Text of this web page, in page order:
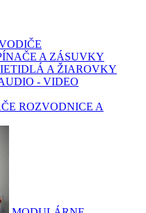
A ZÁSUVKY
A ŽIAROVKY
- VIDEO
ROZVODNICE A